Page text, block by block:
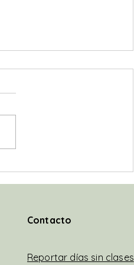
si este es
en reconstruir la
Contacto
Reportar días sin clases